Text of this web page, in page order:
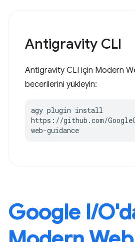
Antigravity CLI
Antigravity CLI için Modern
becerilerini yükleyin:
agy plugin install
https://github.com/
web-guidance
Google I /